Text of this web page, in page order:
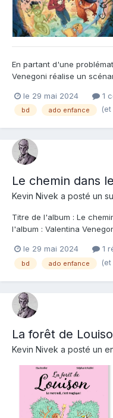
En partant d'une
Venegoni réalise un
n'a pas entendu dire une
"arrête de rêver et grandi
le 29 mai 2024 1
bd ado enfance (et
Le chemin dans
Kevin Nivek a posté un
Titre de l'album : Le
l'album : Valentina
Résumé de l'album :
troubles dissociatifs. Pour
le 29 mai 2024 1
bd ado enfance (et
La forêt de
Kevin Nivek a posté un